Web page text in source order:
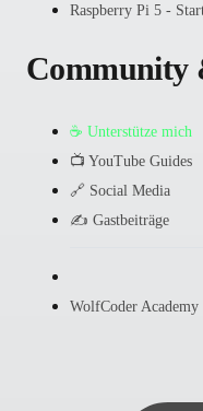
Raspberry Pi 5 -
Community
☕ Unterstütze mich
📺 YouTube Guides
🔗 Social Media
✍️ Gastbeiträge
WolfCoder Academy